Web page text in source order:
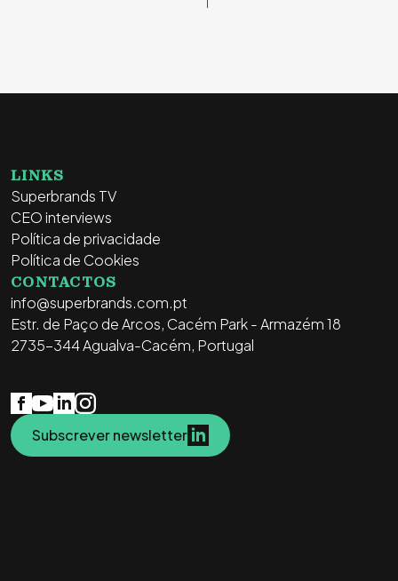
LINKS
Superbrands TV
CEO interviews
Política de privacidade
Política de Cookies
CONTACTOS
info@superbrands.com.pt
Estr. de Paço de Arcos, Cacém Park - Armazém 18
2735-344 Agualva-Cacém, Portugal
Subscrever newsletter